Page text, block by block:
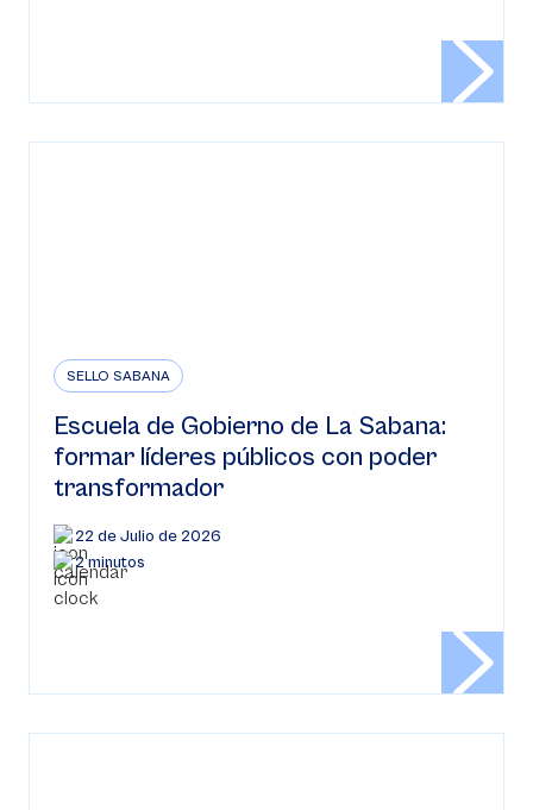
SELLO SABANA
Escuela de Gobierno de La Sabana:
formar líderes públicos con poder
transformador
22 de Julio de 2026
2 minutos